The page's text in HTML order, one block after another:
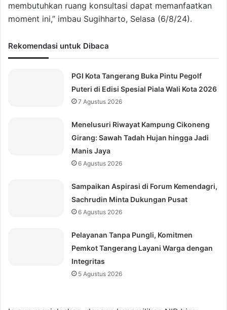
membutuhkan ruang konsultasi dapat memanfaatkan
moment ini,” imbau Sugihharto, Selasa (6/8/24).
Rekomendasi untuk Dibaca
PGI Kota Tangerang Buka Pintu Pegolf
Puteri di Edisi Spesial Piala Wali Kota 2026
7 Agustus 2026
Menelusuri Riwayat Kampung Cikoneng
Girang: Sawah Tadah Hujan hingga Jadi
Manis Jaya
6 Agustus 2026
Sampaikan Aspirasi di Forum Kemendagri,
Sachrudin Minta Dukungan Pusat
6 Agustus 2026
Pelayanan Tanpa Pungli, Komitmen
Pemkot Tangerang Layani Warga dengan
Integritas
5 Agustus 2026